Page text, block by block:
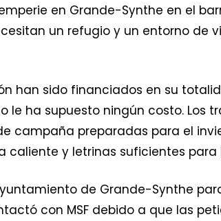
en Grande-Synthe en el
un refugio y un entorno de
han sido financiados en su
le ha supuesto ningún costo. Los
campaña preparadas para el
caliente y letrinas suficientes
de Grande-Synthe
con MSF debido a que las